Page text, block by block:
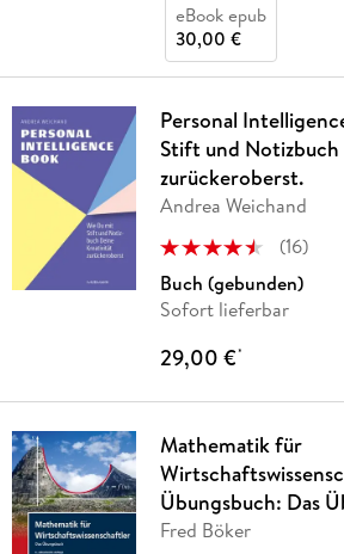
eBook epub
30,00 €
Personal
Stift und
zurückeroberst.
Andrea Weichand
(16)
Buch (gebunden)
Sofort lieferbar
29,00 €*
Mathematik für
Übungsbuch: Das
Fred Böker